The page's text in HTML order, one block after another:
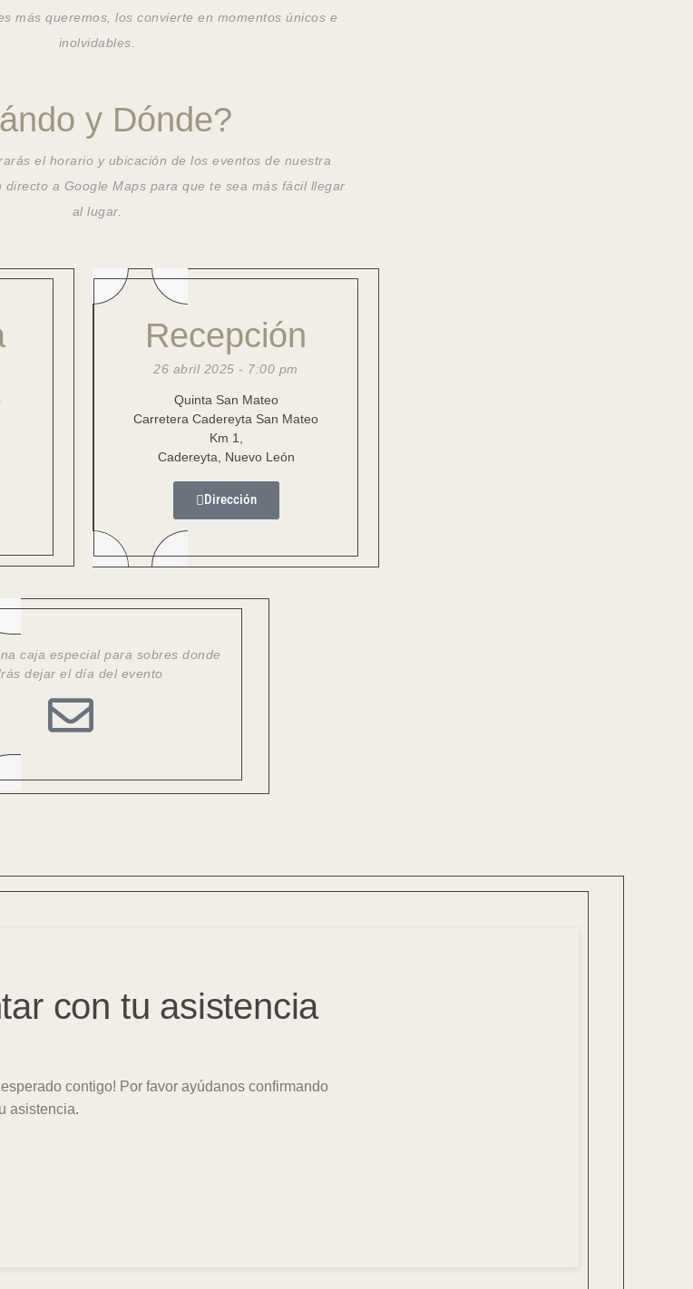
más queremos, los convierte en momentos únicos e
inolvidables.
y Dónde?
el horario y ubicación de los eventos de nuestra
a Google Maps para que te sea más fácil llegar
al lugar.
Recepción
26 abril 2025 - 7:00 pm
Quinta San Mateo
Carretera Cadereyta San Mateo
Km 1,
Cadereyta, Nuevo León
Dirección
caja especial para sobres donde
dejar el día del evento
con tu asistencia
contigo! Por favor ayúdanos confirmando
asistencia.